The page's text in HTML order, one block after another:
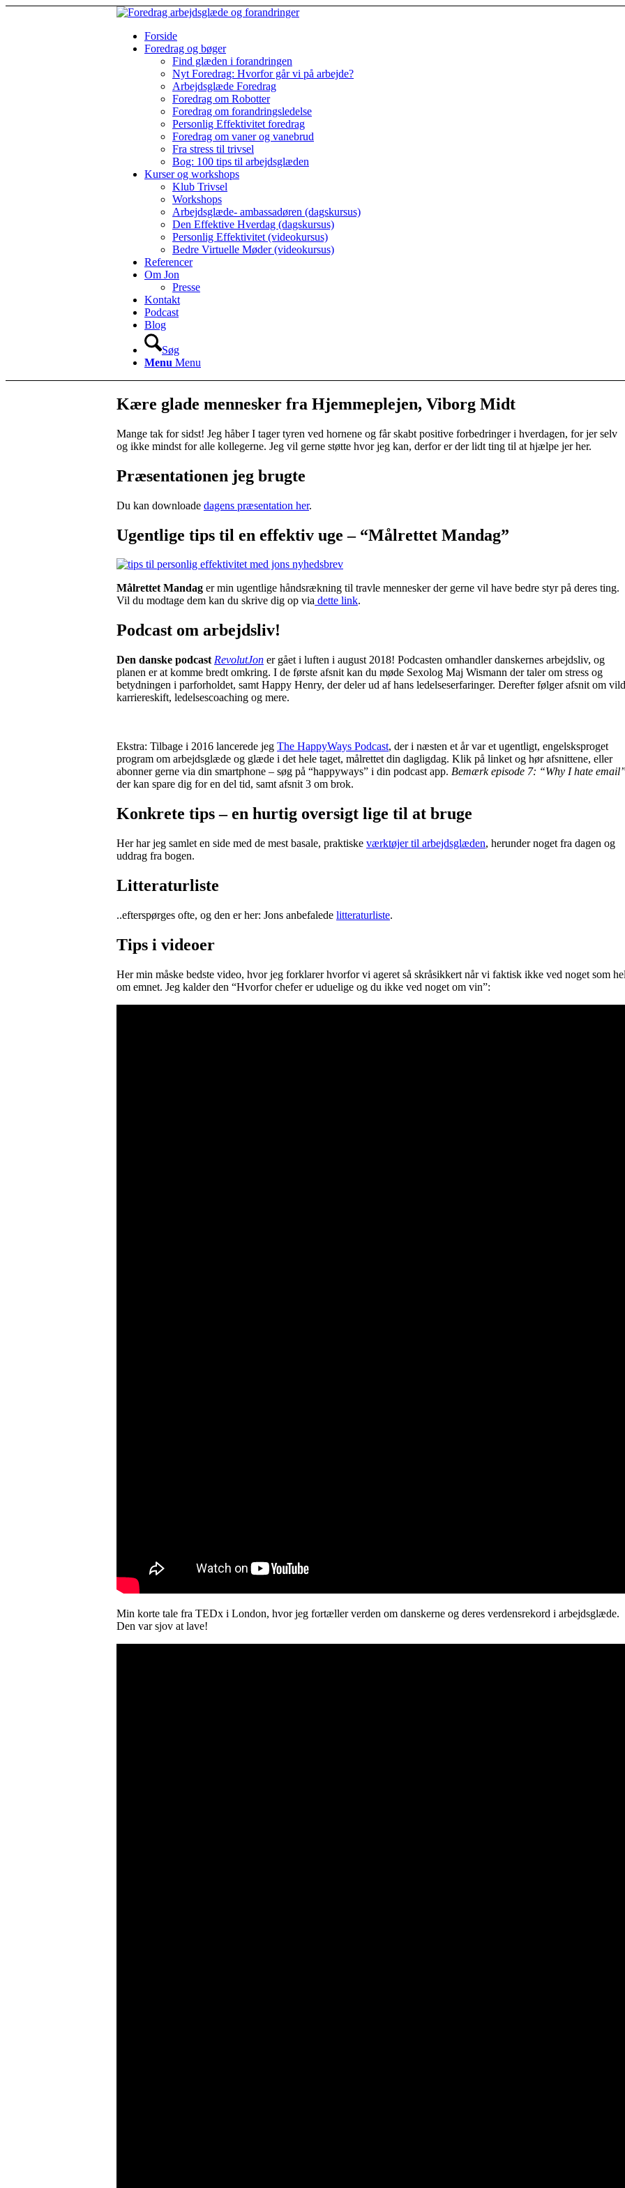
Forside
Foredrag og bøger
Find glæden i forandringen
Nyt Foredrag: Hvorfor går vi på arbejde?
Arbejdsglæde Foredrag
Foredrag om Robotter
Foredrag om forandringsledelse
Personlig Effektivitet foredrag
Foredrag om vaner og vanebrud
Fra stress til trivsel
Bog: 100 tips til arbejdsglæden
Kurser og workshops
Klub Trivsel
Workshops
Arbejdsglæde- ambassadøren (dagskursus)
Den Effektive Hverdag (dagskursus)
Personlig Effektivitet (videokursus)
Bedre Virtuelle Møder (videokursus)
Referencer
Om Jon
Presse
Kontakt
Podcast
Blog
Søg
Menu Menu
Kære glade mennesker fra Hjemmeplejen, Viborg Midt
Mange tak for sidst! Jeg håber I tager tyren ved hornene og får skabt positive forbedringer i hverdagen, for jer selv
og ikke mindst for alle kollegerne. Jeg vil gerne støtte hvor jeg kan, derfor er der lidt ting til at hjælpe jer her.
Præsentationen jeg brugte
Du kan downloade dagens præsentation her.
Ugentlige tips til en effektiv uge – “Målrettet Mandag”
Målrettet Mandag er min ugentlige håndsrækning til travle mennesker der gerne vil have bedre styr på deres ting.
Vil du modtage dem kan du skrive dig op via dette link.
Podcast om arbejdsliv!
Den danske podcast RevolutJon er gået i luften i august 2018! Podcasten omhandler danskernes arbejdsliv, og
planen er at komme bredt omkring. I de første afsnit kan du møde Sexolog Maj Wismann der taler om stress og
betydningen i parforholdet, samt Happy Henry, der deler ud af hans ledelseserfaringer. Derefter følger afsnit om
karriereskift, ledelsescoaching og mere.
Ekstra: Tilbage i 2016 lancerede jeg The HappyWays Podcast, der i næsten et år var et ugentligt, engelsksproget
program om arbejdsglæde og glæde i det hele taget, målrettet din dagligdag. Klik på linket og hør afsnittene, eller
abonner gerne via din smartphone – søg på “happyways” i din podcast app. Bemærk episode 7: “Why I hate
der kan spare dig for en del tid, samt afsnit 3 om brok.
Konkrete tips – en hurtig oversigt lige til at bruge
Her har jeg samlet en side med de mest basale, praktiske værktøjer til arbejdsglæden, herunder noget fra dagen og
uddrag fra bogen.
Litteraturliste
..efterspørges ofte, og den er her: Jons anbefalede litteraturliste.
Tips i videoer
Her min måske bedste video, hvor jeg forklarer hvorfor vi ageret så skråsikkert når vi faktisk ikke ved noget som
om emnet. Jeg kalder den “Hvorfor chefer er uduelige og du ikke ved noget om vin”:
Min korte tale fra TEDx i London, hvor jeg fortæller verden om danskerne og deres verdensrekord i arbejdsglæde.
Den var sjov at lave!